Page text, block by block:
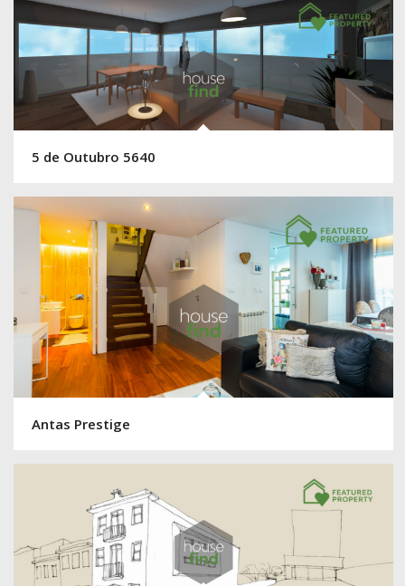
5 de Outubro 5640
Antas Prestige